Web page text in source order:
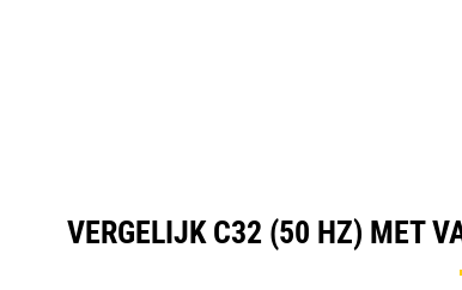
VERGELIJK C32 (50 HZ) MET